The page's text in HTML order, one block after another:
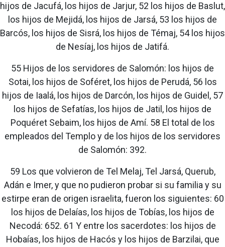
hijos de Jacufá, los hijos de Jarjur, 52 los hijos de Baslut,
los hijos de Mejidá, los hijos de Jarsá, 53 los hijos de
Barcós, los hijos de Sisrá, los hijos de Témaj, 54 los hijos
de Nesíaj, los hijos de Jatifá.
55 Hijos de los servidores de Salomón: los hijos de
Sotai, los hijos de Soféret, los hijos de Perudá, 56 los
hijos de Iaalá, los hijos de Darcón, los hijos de Guidel, 57
los hijos de Sefatías, los hijos de Jatil, los hijos de
Poquéret Sebaim, los hijos de Amí. 58 El total de los
empleados del Templo y de los hijos de los servidores
de Salomón: 392.
59 Los que volvieron de Tel Melaj, Tel Jarsá, Querub,
Adán e Imer, y que no pudieron probar si su familia y su
estirpe eran de origen israelita, fueron los siguientes: 60
los hijos de Delaías, los hijos de Tobías, los hijos de
Necodá: 652. 61 Y entre los sacerdotes: los hijos de
Hobaías, los hijos de Hacós y los hijos de Barzilai, que